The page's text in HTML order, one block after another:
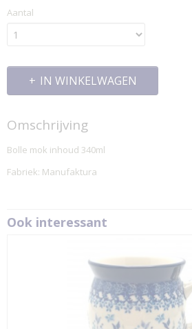
Aantal
IN WINKELWAGEN
Omschrijving
Bolle mok inhoud 340ml
Fabriek: Manufaktura
Ook interessant